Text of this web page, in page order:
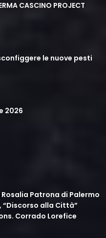
CASCINO PROJECT
le nuove pesti
2026
Patrona di Palermo
“Discorso alla Città”
Corrado Lorefice